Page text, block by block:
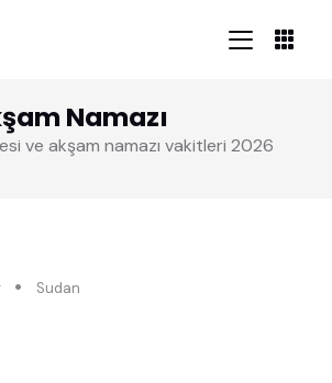
Namazı
ve akşam namazı vakitleri 2026
Sudan